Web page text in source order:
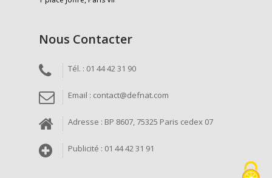
Nous Contacter
Tél. : 01 44 42 31 90
Email : contact@defnat.com
Adresse : BP 8607, 75325 Paris cedex 07
Publicité : 01 44 42 31 91